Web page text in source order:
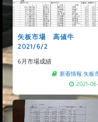
矢板市場 高値牛
2021/6/2
6月市場成績
新着情報,矢板
2021-